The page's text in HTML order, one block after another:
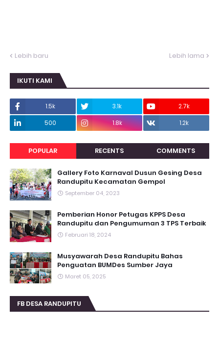
Lebih baru Lebih lama
IKUTI KAMI
1.5k 3.1k
2.7k
500
1.8k 1.2k
POPULAR RECENTS COMMENTS
Gallery Foto Karnaval Dusun Gesing Desa
Randupitu Kecamatan Gempol
September 04, 2023
Pemberian Honor Petugas KPPS Desa
Randupitu dan Pengumuman 3 TPS Terbaik
Februari 18, 2024
Musyawarah Desa Randupitu Bahas
Penguatan BUMDes Sumber Jaya
Maret 05, 2025
FB DESA RANDUPITU